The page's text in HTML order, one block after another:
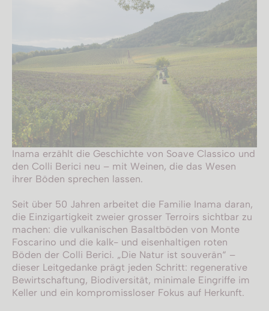
Inama erzählt die Geschichte von Soave Classico und
den Colli Berici neu – mit Weinen, die das Wesen
ihrer Böden sprechen lassen.
Seit über 50 Jahren arbeitet die Familie Inama daran,
die Einzigartigkeit zweier grosser Terroirs sichtbar zu
machen: die vulkanischen Basaltböden von Monte
Foscarino und die kalk- und eisenhaltigen roten
Böden der Colli Berici. „Die Natur ist souverän“ –
dieser Leitgedanke prägt jeden Schritt: regenerative
Bewirtschaftung, Biodiversität, minimale Eingriffe im
Keller und ein kompromissloser Fokus auf Herkunft.